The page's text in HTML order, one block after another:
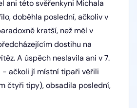
ani této svěřenkyni Michala
doběhla poslední, ačkoliv v
kratší, než měl v
dostihu na
A úspěch neslavila ani v 7.
- ačkoli jí místní tipaři věřili
čtyři tipy), obsadila poslední,